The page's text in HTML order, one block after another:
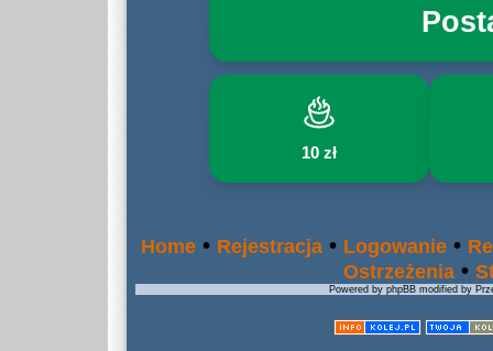
10 zł
Home • Rejestracja • Logowanie •
Ostrzeżenia •
Powered by phpBB modified by